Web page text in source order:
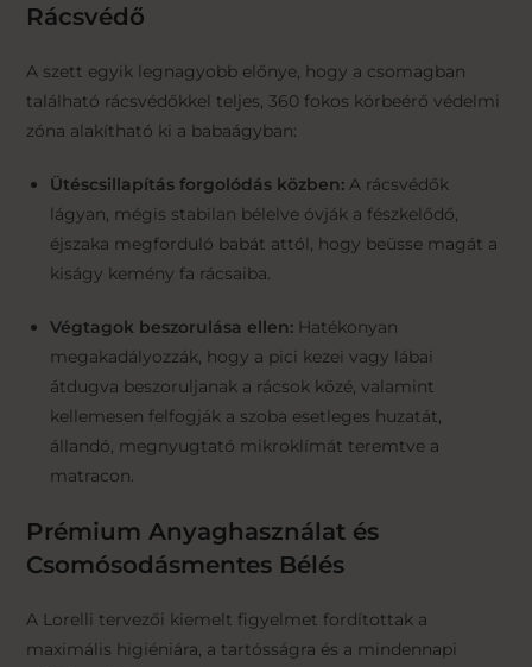
Rácsvédő
A szett egyik legnagyobb előnye, hogy a csomagban
található rácsvédőkkel teljes, 360 fokos körbeérő védelmi
zóna alakítható ki a babaágyban:
Ütéscsillapítás forgolódás közben: A rácsvédők
lágyan, mégis stabilan bélelve óvják a fészkelődő,
éjszaka megforduló babát attól, hogy beüsse magát a
kiságy kemény fa rácsaiba.
Végtagok beszorulása ellen: Hatékonyan
megakadályozzák, hogy a pici kezei vagy lábai
átdugva beszoruljanak a rácsok közé, valamint
kellemesen felfogják a szoba esetleges huzatát,
állandó, megnyugtató mikroklímát teremtve a
matracon.
Prémium Anyaghasználat és
Csomósodásmentes Bélés
A Lorelli tervezői kiemelt figyelmet fordítottak a
maximális higiéniára, a tartósságra és a mindennapi